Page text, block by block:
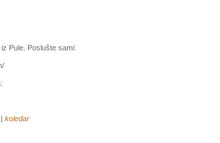
Pule. Poslušte sami:
koledar